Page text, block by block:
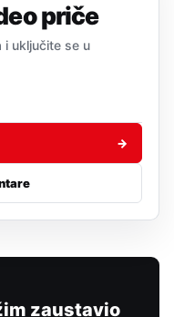
priče
i uključite se u
→
zaustavio